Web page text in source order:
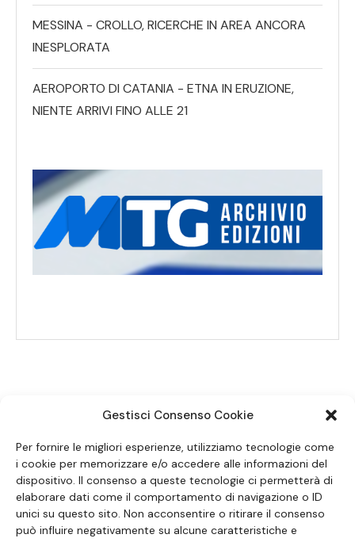
Gestisci Consenso Cookie
Per fornire le migliori esperienze, utilizziamo tecnologie come
i cookie per memorizzare e/o accedere alle informazioni del
dispositivo. Il consenso a queste tecnologie ci permetterà di
elaborare dati come il comportamento di navigazione o ID
unici su questo sito. Non acconsentire o ritirare il consenso
può influire negativamente su alcune caratteristiche e
MESSINA - CROLLO, RICERCHE IN AREA ANCORA
INESPLORATA
AEROPORTO DI CATANIA - ETNA IN ERUZIONE,
NIENTE ARRIVI FINO ALLE 21
SEGUICI SUI SOCIAL